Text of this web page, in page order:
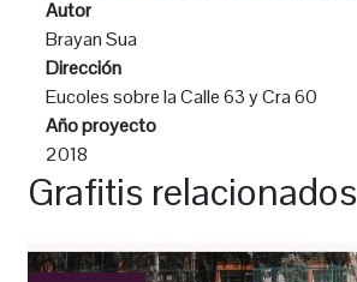
Autor
Brayan Sua
Dirección
Eucoles sobre la Calle 63 y Cra 60
Año proyecto
2018
Grafitis relacionados